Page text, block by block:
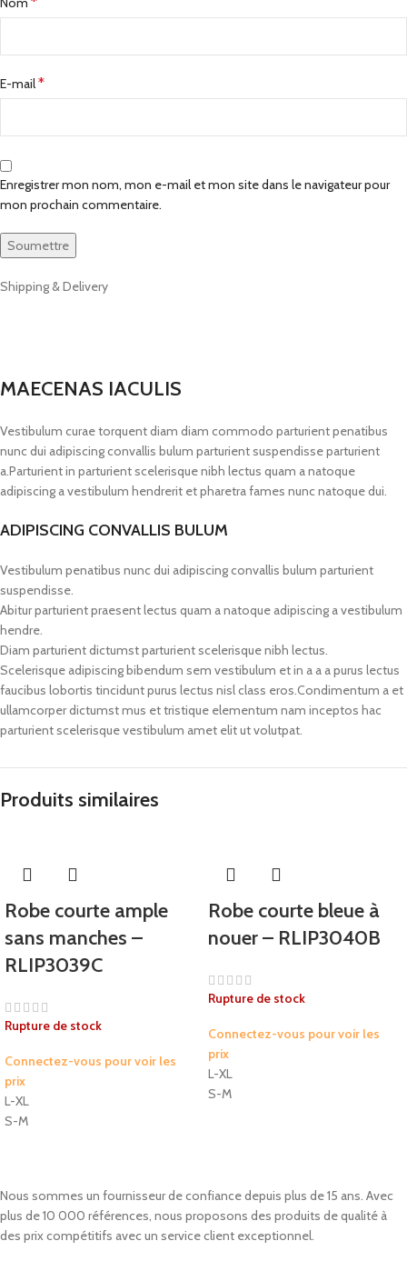
E-mail*
Enregistrer mon nom, mon e-mail et mon site dans le navigateur pour
mon prochain commentaire.
Shipping & Delivery
MAECENAS IACULIS
Vestibulum curae torquent diam diam commodo parturient penatibus
nunc dui adipiscing convallis bulum parturient suspendisse parturient
a.Parturient in parturient scelerisque nibh lectus quam a natoque
adipiscing a vestibulum hendrerit et pharetra fames nunc natoque dui.
ADIPISCING CONVALLIS BULUM
Vestibulum penatibus nunc dui adipiscing convallis bulum parturient
suspendisse.
Abitur parturient praesent lectus quam a natoque adipiscing a vestibulum
hendre.
Diam parturient dictumst parturient scelerisque nibh lectus.
Scelerisque adipiscing bibendum sem vestibulum et in a a a purus lectus
faucibus lobortis tincidunt purus lectus nisl class eros.Condimentum a et
ullamcorper dictumst mus et tristique elementum nam inceptos hac
parturient scelerisque vestibulum amet elit ut volutpat.
Produits similaires
Robe courte ample
sans manches –
RLIP3039C
Rupture de stock
Connectez-vous pour voir les
prix
L-XL
S-M
Robe courte bleue à
nouer – RLIP3040B
Rupture de stock
Connectez-vous pour voir les
prix
L-XL
S-M
Nous sommes un fournisseur de confiance depuis plus de 15 ans. Avec
plus de 10 000 références, nous proposons des produits de qualité à
des prix compétitifs avec un service client exceptionnel.